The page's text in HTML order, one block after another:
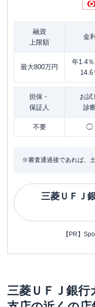
融資
上限額
金利
最大800万円
年1.4
14.6
担保・
保証人
お試
診
不要 ◯
※審査通過後であれば、
三菱ＵＦＪ
【PR】
三菱ＵＦＪ銀行